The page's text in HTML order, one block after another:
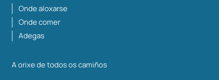
Onde aloxarse
Onde comer
Adegas
A orixe de todos os camiños